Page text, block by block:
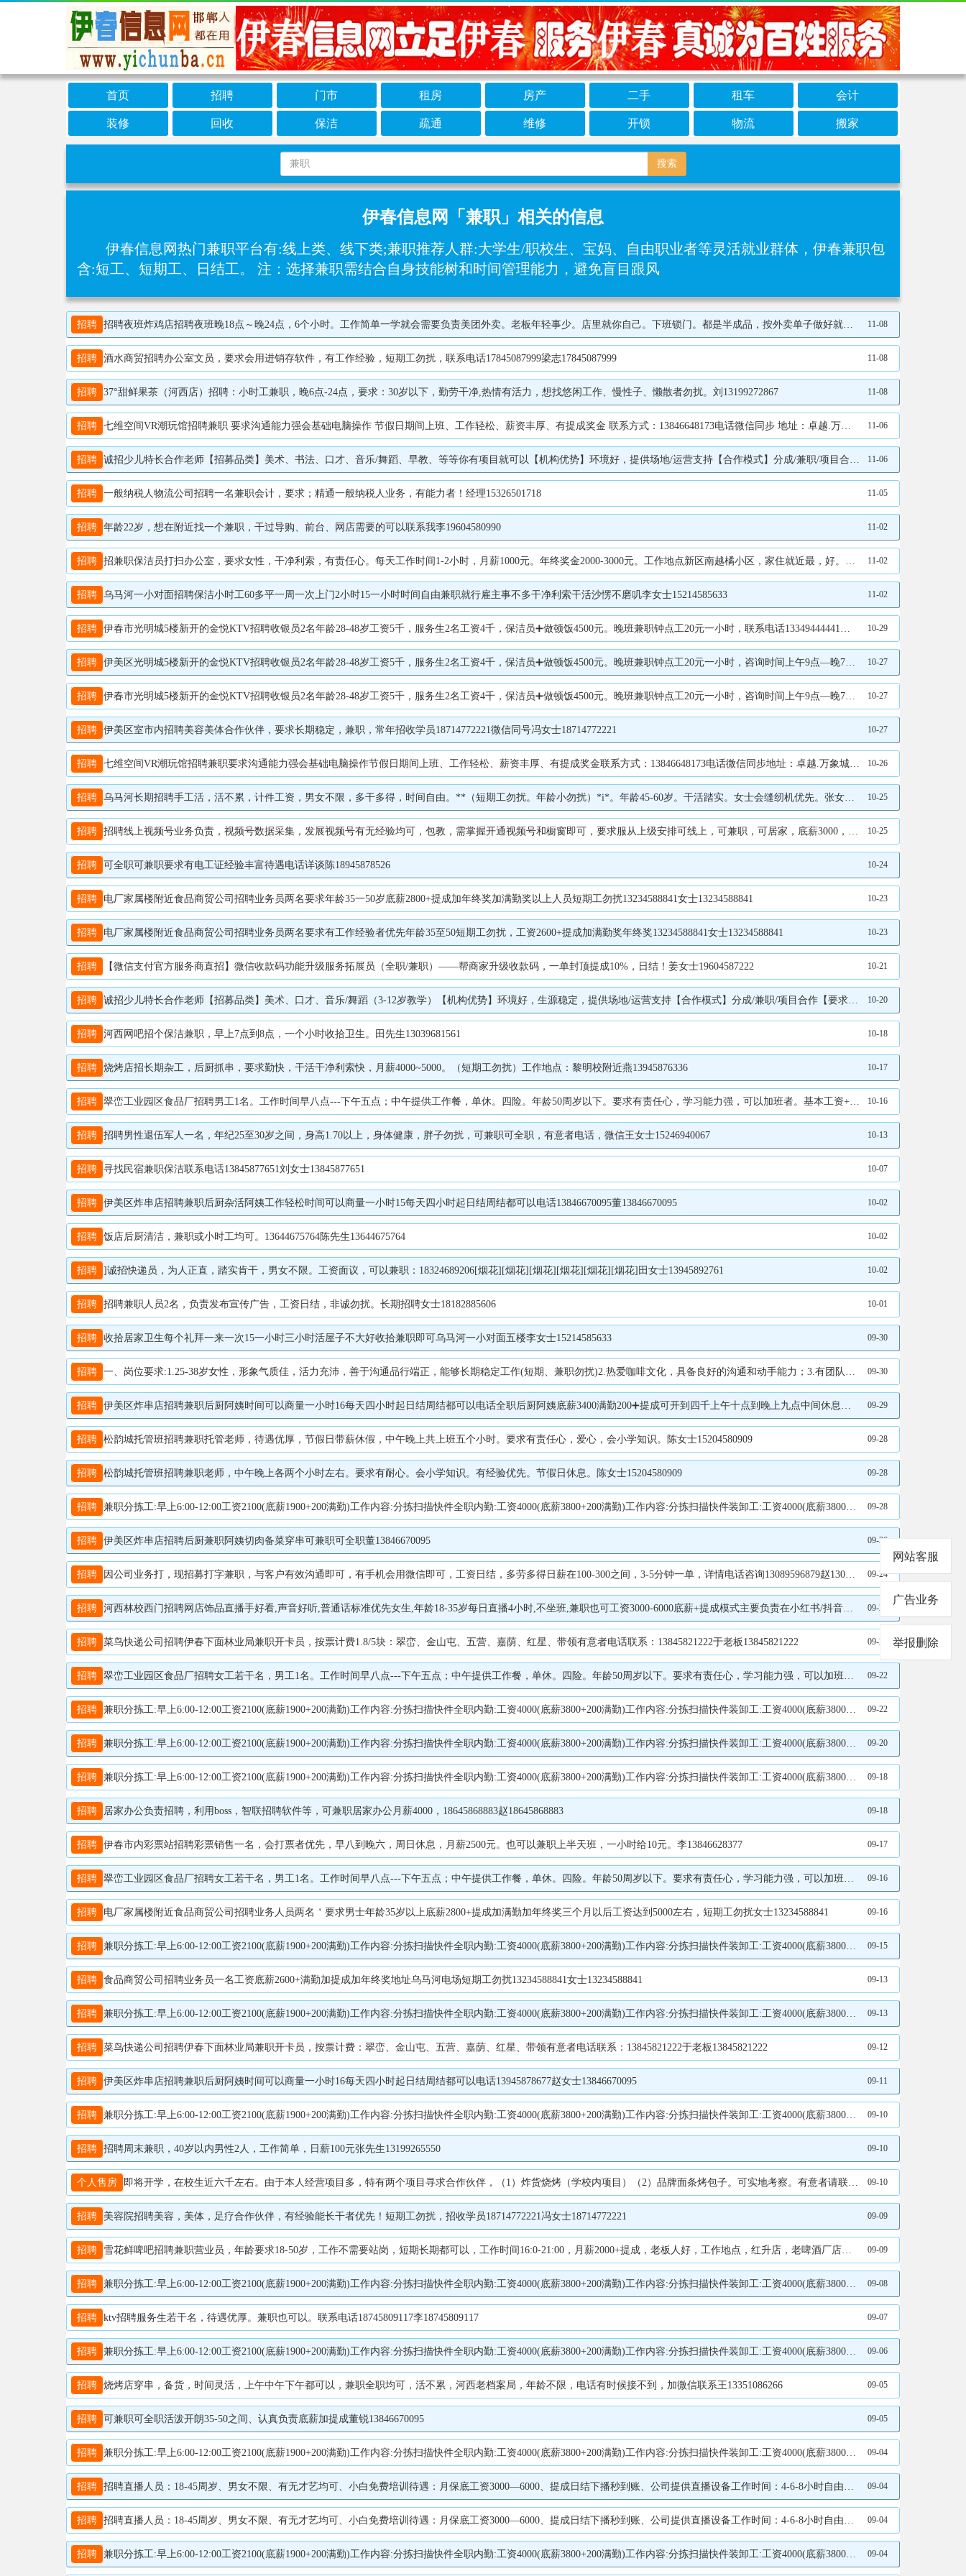
首页 招聘 门市 租房 房产 二手 租车 会计
装修 回收 保洁 疏通 维修 开锁 物流 搬家
搜索
伊春信息网「兼职」相关的信息
伊春信息网热门兼职平台有:线上类、线下类;兼职推荐人群:大学生/职校生、宝妈、自由职业者等灵活就业群体，伊春兼职包
含:短工、短期工、日结工。 注：选择兼职需结合自身技能树和时间管理能力，避免盲目跟风
招聘 招聘夜班炸鸡店招聘夜班晚18点～晚24点，6个小时。工作简单一学就会需要负责美团外卖。老板年轻事少。店里就你自己。下班锁门。都是半成品，按外卖单子做好就行。我家60岁老太太都能干。要长工不要假期工或者短工。18745819000王王王18745819000 11-08
招聘 酒水商贸招聘办公室文员，要求会用进销存软件，有工作经验，短期工勿扰，联系电话17845087999梁志17845087999 11-08
招聘 37°甜鲜果茶（河西店）招聘：小时工兼职，晚6点-24点，要求：30岁以下，勤劳干净,热情有活力，想找悠闲工作、慢性子、懒散者勿扰。刘13199272867 11-08
招聘 七维空间VR潮玩馆招聘兼职 要求沟通能力强会基础电脑操作 节假日期间上班、工作轻松、薪资丰厚、有提成奖金 联系方式：13846648173电话微信同步 地址：卓越.万象城三楼电梯右手七维空间VR潮玩馆赵女士13846648173 11-06
招聘 诚招少儿特长合作老师【招募品类】美术、书法、口才、音乐/舞蹈、早教、等等你有项目就可以【机构优势】环境好，提供场地/运营支持【合作模式】分成/兼职/项目合作【要求】少儿教学经验，能独立授课【联系】园长16645382345备注合作付16645382345 11-06
招聘 一般纳税人物流公司招聘一名兼职会计，要求；精通一般纳税人业务，有能力者！经理15326501718 11-05
招聘 年龄22岁，想在附近找一个兼职，干过导购、前台、网店需要的可以联系我李19604580990 11-02
招聘 招兼职保洁员打扫办公室，要求女性，干净利索，有责任心。每天工作时间1-2小时，月薪1000元。年终奖金2000-3000元。工作地点新区南越橘小区，家住就近最，好。联系电话：18645886767王总18645886767 11-02
招聘 乌马河一小对面招聘保洁小时工60多平一周一次上门2小时15一小时时间自由兼职就行雇主事不多干净利索干活沙愣不磨叽李女士15214585633 11-02
招聘 伊春市光明城5楼新开的金悦KTV招聘收银员2名年龄28-48岁工资5千，服务生2名工资4千，保洁员➕做顿饭4500元。晚班兼职钟点工20元一小时，联系电话13349444441咨询时间中午12点-晚7点谭13804856704 10-29
招聘 伊美区光明城5楼新开的金悦KTV招聘收银员2名年龄28-48岁工资5千，服务生2名工资4千，保洁员➕做顿饭4500元。晚班兼职钟点工20元一小时，咨询时间上午9点—晚7点电话13349444441谭13804856704 10-27
招聘 伊春市光明城5楼新开的金悦KTV招聘收银员2名年龄28-48岁工资5千，服务生2名工资4千，保洁员➕做顿饭4500元。晚班兼职钟点工20元一小时，咨询时间上午9点—晚7点电话13349444441谭13804856704 10-27
招聘 伊美区室市内招聘美容美体合作伙伴，要求长期稳定，兼职，常年招收学员18714772221微信同号冯女士18714772221 10-27
招聘 七维空间VR潮玩馆招聘兼职要求沟通能力强会基础电脑操作节假日期间上班、工作轻松、薪资丰厚、有提成奖金联系方式：13846648173电话微信同步地址：卓越.万象城三楼电梯右手七维空间VR潮玩馆赵女士13846648173 10-26
招聘 乌马河长期招聘手工活，活不累，计件工资，男女不限，多干多得，时间自由。**（短期工勿扰。年龄小勿扰）*i*。年龄45-60岁。干活踏实。女士会缝纫机优先。张女士15645890656 10-25
招聘 招聘线上视频号业务负责，视频号数据采集，发展视频号有无经验均可，包教，需掌握开通视频号和橱窗即可，要求服从上级安排可线上，可兼职，可居家，底薪3000，提成30-50一单，提成可日结联系电话13212889070qq：35452202赵13212889070 10-25
招聘 可全职可兼职要求有电工证经验丰富待遇电话详谈陈18945878526 10-24
招聘 电厂家属楼附近食品商贸公司招聘业务员两名要求年龄35一50岁底薪2800+提成加年终奖加满勤奖以上人员短期工勿扰13234588841女士13234588841 10-23
招聘 电厂家属楼附近食品商贸公司招聘业务员两名要求有工作经验者优先年龄35至50短期工勿扰，工资2600+提成加满勤奖年终奖13234588841女士13234588841 10-23
招聘 【微信支付官方服务商直招】微信收款码功能升级服务拓展员（全职/兼职）——帮商家升级收款码，一单封顶提成10%，日结！姜女士19604587222 10-21
招聘 诚招少儿特长合作老师【招募品类】美术、口才、音乐/舞蹈（3-12岁教学）【机构优势】环境好，生源稳定，提供场地/运营支持【合作模式】分成/兼职/项目合作【要求】少儿教学经验，能独立授课【联系】园长16645382345（备注合作方向）付老师16645382345 10-20
招聘 河西网吧招个保洁兼职，早上7点到8点，一个小时收拾卫生。田先生13039681561 10-18
招聘 烧烤店招长期杂工，后厨抓串，要求勤快，干活干净利索快，月薪4000~5000。（短期工勿扰）工作地点：黎明校附近燕13945876336 10-17
招聘 翠峦工业园区食品厂招聘男工1名。工作时间早八点---下午五点；中午提供工作餐，单休。四险。年龄50周岁以下。要求有责任心，学习能力强，可以加班者。基本工资+提成。长期工，长期工。短期工不要！张经理18714762166 10-16
招聘 招聘男性退伍军人一名，年纪25至30岁之间，身高1.70以上，身体健康，胖子勿扰，可兼职可全职，有意者电话，微信王女士15246940067 10-13
招聘 寻找民宿兼职保洁联系电话13845877651刘女士13845877651 10-07
招聘 伊美区炸串店招聘兼职后厨杂活阿姨工作轻松时间可以商量一小时15每天四小时起日结周结都可以电话13846670095董13846670095 10-02
招聘 饭店后厨清洁，兼职或小时工均可。13644675764陈先生13644675764 10-02
招聘 ]诚招快递员，为人正直，踏实肯干，男女不限。工资面议，可以兼职：18324689206[烟花][烟花][烟花][烟花][烟花][烟花]田女士13945892761 10-02
招聘 招聘兼职人员2名，负责发布宣传广告，工资日结，非诚勿扰。长期招聘女士18182885606 10-01
招聘 收拾居家卫生每个礼拜一来一次15一小时三小时活屋子不大好收拾兼职即可乌马河一小对面五楼李女士15214585633 09-30
招聘 一、岗位要求:1.25-38岁女性，形象气质佳，活力充沛，善于沟通品行端正，能够长期稳定工作(短期、兼职勿扰)2.热爱咖啡文化，具备良好的沟通和动手能力；3.有团队合作意识和责任感，有1年咖啡行业或连锁品牌茶饮店工作经验者优先；4.无经验者可岗前培训，帮助考取咖啡师资格证；5.工作时间:早8:00-晚17:30,早10:30-晚20:00二、薪资福利待遇3000-4500元/月，中午供饭，月休三天，转正后缴纳社会养老保险。工作地点:伊春河西拾光书店应聘电话:15245877777孙先生15245877777 09-30
招聘 伊美区炸串店招聘兼职后厨阿姨时间可以商量一小时16每天四小时起日结周结都可以电话全职后厨阿姨底薪3400满勤200➕提成可开到四千上午十点到晚上九点中间休息一小时董13846670095 09-29
招聘 松韵城托管班招聘兼职托管老师，待遇优厚，节假日带薪休假，中午晚上共上班五个小时。要求有责任心，爱心，会小学知识。陈女士15204580909 09-28
招聘 松韵城托管班招聘兼职老师，中午晚上各两个小时左右。要求有耐心。会小学知识。有经验优先。节假日休息。陈女士15204580909 09-28
招聘 兼职分拣工:早上6:00-12:00工资2100(底薪1900+200满勤)工作内容:分拣扫描快件全职内勤:工资4000(底薪3800+200满勤)工作内容:分拣扫描快件装卸工:工资4000(底薪3800+200满勤)工作内容:装卸快件林业局司机:B证司机工资5000(底薪4800+200满勤)要求:无重大疾病脑梗心梗心脏病等工作地点:汇源展厅对面。联系电话:13766789712王经理15304580178 09-28
招聘 伊美区炸串店招聘后厨兼职阿姨切肉备菜穿串可兼职可全职董13846670095 09-26
招聘 因公司业务打，现招募打字兼职，与客户有效沟通即可，有手机会用微信即可，工资日结，多劳多得日薪在100-300之间，3-5分钟一单，详情电话咨询13089596879赵13089596879 09-24
招聘 河西林校西门招聘网店饰品直播手好看,声音好听,普通话标准优先女生,年龄18-35岁每日直播4小时,不坐班,兼职也可工资3000-6000底薪+提成模式主要负责在小红书/抖音进行珠宝展示、讲解,目前账号小红书粉丝2.1万,有成熟粉丝基础,没有经验小白都可以,可以培训后上岗,但是要求做事细心且认真.金女士13945878558 09-23
招聘 菜鸟快递公司招聘伊春下面林业局兼职开卡员，按票计费1.8/5块：翠峦、金山屯、五营、嘉荫、红星、带领有意者电话联系：13845821222于老板13845821222 09-22
招聘 翠峦工业园区食品厂招聘女工若干名，男工1名。工作时间早八点---下午五点；中午提供工作餐，单休。四险。年龄50周岁以下。要求有责任心，学习能力强，可以加班者。基本工资+提成。长期工，长期工。短期工不要！张经理18714762166 09-22
招聘 兼职分拣工:早上6:00-12:00工资2100(底薪1900+200满勤)工作内容:分拣扫描快件全职内勤:工资4000(底薪3800+200满勤)工作内容:分拣扫描快件装卸工:工资4000(底薪3800+200满勤)工作内容:装卸快件林业局司机:B证司机工资5000(底薪4800+200满勤)要求:无重大疾病脑梗心梗心脏病等工作地点:汇源展厅对面。联系电话:13766789712王经理15304580178 09-22
招聘 兼职分拣工:早上6:00-12:00工资2100(底薪1900+200满勤)工作内容:分拣扫描快件全职内勤:工资4000(底薪3800+200满勤)工作内容:分拣扫描快件装卸工:工资4000(底薪3800+200满勤)工作内容:装卸快件林业局司机:B证司机工资5000(底薪4800+200满勤)要求:无重大疾病脑梗心梗心脏病等工作地点:汇源展厅对面。联系电话:13766789712王经理15304580178 09-20
招聘 兼职分拣工:早上6:00-12:00工资2100(底薪1900+200满勤)工作内容:分拣扫描快件全职内勤:工资4000(底薪3800+200满勤)工作内容:分拣扫描快件装卸工:工资4000(底薪3800+200满勤)工作内容:装卸快件林业局司机:B证司机工资5000(底薪4800+200满勤)要求:无重大疾病脑梗心梗心脏病等工作地点:汇源展厅对面。联系电话:13766789712王经理15304580178 09-18
招聘 居家办公负责招聘，利用boss，智联招聘软件等，可兼职居家办公月薪4000，18645868883赵18645868883 09-18
招聘 伊春市内彩票站招聘彩票销售一名，会打票者优先，早八到晚六，周日休息，月薪2500元。也可以兼职上半天班，一小时给10元。李13846628377 09-17
招聘 翠峦工业园区食品厂招聘女工若干名，男工1名。工作时间早八点---下午五点；中午提供工作餐，单休。四险。年龄50周岁以下。要求有责任心，学习能力强，可以加班者。基本工资+提成。长期工，长期工。短期工不要！张经理18714762166 09-16
招聘 电厂家属楼附近食品商贸公司招聘业务人员两名＇要求男士年龄35岁以上底薪2800+提成加满勤加年终奖三个月以后工资达到5000左右，短期工勿扰女士13234588841 09-16
招聘 兼职分拣工:早上6:00-12:00工资2100(底薪1900+200满勤)工作内容:分拣扫描快件全职内勤:工资4000(底薪3800+200满勤)工作内容:分拣扫描快件装卸工:工资4000(底薪3800+200满勤)工作内容:装卸快件林业局司机:B证司机工资5000(底薪4800+200满勤)要求:无重大疾病脑梗心梗心脏病等工作地点:汇源展厅对面。联系电话:13766789712王经理15304580178 09-15
招聘 食品商贸公司招聘业务员一名工资底薪2600+满勤加提成加年终奖地址乌马河电场短期工勿扰13234588841女士13234588841 09-13
招聘 兼职分拣工:早上6:00-12:00工资2100(底薪1900+200满勤)工作内容:分拣扫描快件全职内勤:工资4000(底薪3800+200满勤)工作内容:分拣扫描快件装卸工:工资4000(底薪3800+200满勤)工作内容:装卸快件林业局司机:B证司机工资5000(底薪4800+200满勤)要求:无重大疾病脑梗心梗心脏病等工作地点:汇源展厅对面。联系电话:13766789712王经理15304580178 09-13
招聘 菜鸟快递公司招聘伊春下面林业局兼职开卡员，按票计费：翠峦、金山屯、五营、嘉荫、红星、带领有意者电话联系：13845821222于老板13845821222 09-12
招聘 伊美区炸串店招聘兼职后厨阿姨时间可以商量一小时16每天四小时起日结周结都可以电话13945878677赵女士13846670095 09-11
招聘 兼职分拣工:早上6:00-12:00工资2100(底薪1900+200满勤)工作内容:分拣扫描快件全职内勤:工资4000(底薪3800+200满勤)工作内容:分拣扫描快件装卸工:工资4000(底薪3800+200满勤)工作内容:装卸快件林业局司机:B证司机工资5000(底薪4800+200满勤)要求:无重大疾病脑梗心梗心脏病等工作地点:汇源展厅对面。联系电话:13766789712王经理15304580178 09-10
招聘 招聘周末兼职，40岁以内男性2人，工作简单，日薪100元张先生13199265550 09-10
个人售房 即将开学，在校生近六千左右。由于本人经营项目多，特有两个项目寻求合作伙伴，（1）炸货烧烤（学校内项目）（2）品牌面条烤包子。可实地考察。有意者请联系17678585959地址伊春某校食堂招聘以下人员: 1煮面饺子工1名 2果切人员2名 3送货员1名 4学生兼职2名 5炸货烤串人员1名 6水果捞销售员2名电话17678585959李先生17678585959 09-10
招聘 美容院招聘美容，美体，足疗合作伙伴，有经验能长干者优先！短期工勿扰，招收学员18714772221冯女士18714772221 09-09
招聘 雪花鲜啤吧招聘兼职营业员，年龄要求18-50岁，工作不需要站岗，短期长期都可以，工作时间16:0-21:00，月薪2000+提成，老板人好，工作地点，红升店，老啤酒厂店笑笑18345888737 09-09
招聘 兼职分拣工:早上6:00-12:00工资2100(底薪1900+200满勤)工作内容:分拣扫描快件全职内勤:工资4000(底薪3800+200满勤)工作内容:分拣扫描快件装卸工:工资4000(底薪3800+200满勤)工作内容:装卸快件林业局司机:B证司机工资5000(底薪4800+200满勤)要求:无重大疾病脑梗心梗心脏病等工作地点:汇源展厅对面。联系电话:13766789712王经理15304580178 09-08
招聘 ktv招聘服务生若干名，待遇优厚。兼职也可以。联系电话18745809117李18745809117 09-07
招聘 兼职分拣工:早上6:00-12:00工资2100(底薪1900+200满勤)工作内容:分拣扫描快件全职内勤:工资4000(底薪3800+200满勤)工作内容:分拣扫描快件装卸工:工资4000(底薪3800+200满勤)工作内容:装卸快件林业局司机:B证司机工资5000(底薪4800+200满勤)要求:无重大疾病脑梗心梗心脏病等工作地点:汇源展厅对面。联系电话:13766789712王经理15304580178 09-06
招聘 烧烤店穿串，备货，时间灵活，上午中午下午都可以，兼职全职均可，活不累，河西老档案局，年龄不限，电话有时候接不到，加微信联系王13351086266 09-05
招聘 可兼职可全职活泼开朗35-50之间、认真负责底薪加提成董锐13846670095 09-05
招聘 兼职分拣工:早上6:00-12:00工资2100(底薪1900+200满勤)工作内容:分拣扫描快件全职内勤:工资4000(底薪3800+200满勤)工作内容:分拣扫描快件装卸工:工资4000(底薪3800+200满勤)工作内容:装卸快件林业局司机:B证司机工资5000(底薪4800+200满勤)要求:无重大疾病脑梗心梗心脏病等工作地点:汇源展厅对面。联系电话:13766789712王经理15304580178 09-04
招聘 招聘直播人员：18-45周岁、男女不限、有无才艺均可、小白免费培训待遇：月保底工资3000—6000、提成日结下播秒到账、公司提供直播设备工作时间：4-6-8小时自由安排、可线上在家直播、可线下在工作室直播另招聘兼职工作人员、18-45周岁、工资面议联系人：羽墨17604585657羽墨17604585657 09-04
招聘 招聘直播人员：18-45周岁、男女不限、有无才艺均可、小白免费培训待遇：月保底工资3000—6000、提成日结下播秒到账、公司提供直播设备工作时间：4-6-8小时自由安排、可线上在家直播、可线下在工作室直播另招聘兼职工作人员、18-45周岁、工资面议联系人：羽墨17604585657羽墨17604585657 09-04
招聘 兼职分拣工:早上6:00-12:00工资2100(底薪1900+200满勤)工作内容:分拣扫描快件全职内勤:工资4000(底薪3800+200满勤)工作内容:分拣扫描快件装卸工:工资4000(底薪3800+200满勤)工作内容:装卸快件林业局司机:B证司机工资5000(底薪4800+200满勤)要求:无重大疾病脑梗心梗心脏病等工作地点:汇源展厅对面。联系电话:13766789712王经理15304580178 09-04
网站客服
广告业务
举报删除